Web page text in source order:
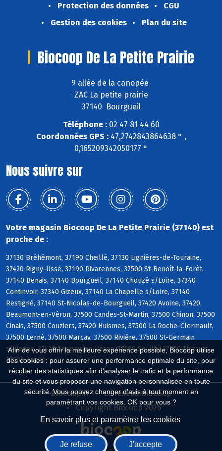
Afin de vous offrir la meilleure expérience possible, Biocoop utilise
des cookies : pour assurer une performance optimale du site, pour
récolter des statistiques afin d'analyser le trafic et la performance
du site et vous proposer une navigation personnalisée en toute
sécurité. Vous pouvez changer d'avis à tout moment en
paramétrant vos cookies. OK pour vous ?
En savoir plus et paramétrer les cookies
Je refuse J'accepte
Protection des données
CGU
Gestion des cookies
Plan du site
Biocoop De La Petite Prairie
9 allée de la canopée
ZAC La petite prairie
37140 Bourgueil
Téléphone :02 47 81 44 60
Coordonnées GPS :47,2742843864638 ° ,
0,165209342050177 °
Nous suivre sur
Votre magasin Biocoop De La Petite Prairie (37140) est
proche de :
37130 Bréhémont, 37190 Cheillé, 37130 Lignières-de-Touraine,
37420 Rigny-Ussé, 37190 Rivarennes, 37500 St-Benoît-la-Forêt,
37140 Benais, 37140 Bourgueil, 37140 Chouzé s/Loire, 37340
Continvoir, 37340 Gizeux, 37140 La Chapelle s/Loire, 37140
Restigné, 37140 St-Nicolas-de-Bourgueil, 37420 Avoine, 37420
Beaumont-en-Véron, 37500 Candes-St-Martin, 37500 Chinon, 37500
Cinais, 37500 Couziers, 37420 Huismes, 37500 La Roche-Clermault,
37500 Lerné, 37500 Marçay, 37500 Rivière, 37500 St-Germain
s/Vienne, 37420 Savigny-en-Véron, 37500 Seuilly, 37500 Thizay,
37500 Anché
Biocoop.fr
Le réseau Biocoop
Copyright Biocoop 2026